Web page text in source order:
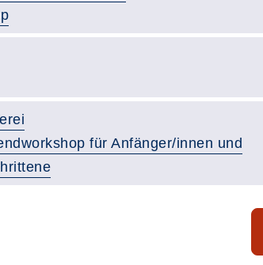
für Anfänger/innen und